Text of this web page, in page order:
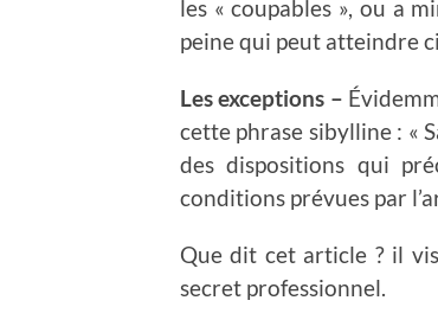
les « coupables », ou a
peine qui peut atteindre
Les exceptions –
cette phrase sibylline : «
des dispositions qui
conditions prévues par
Que dit cet article ? il
secret professionnel.